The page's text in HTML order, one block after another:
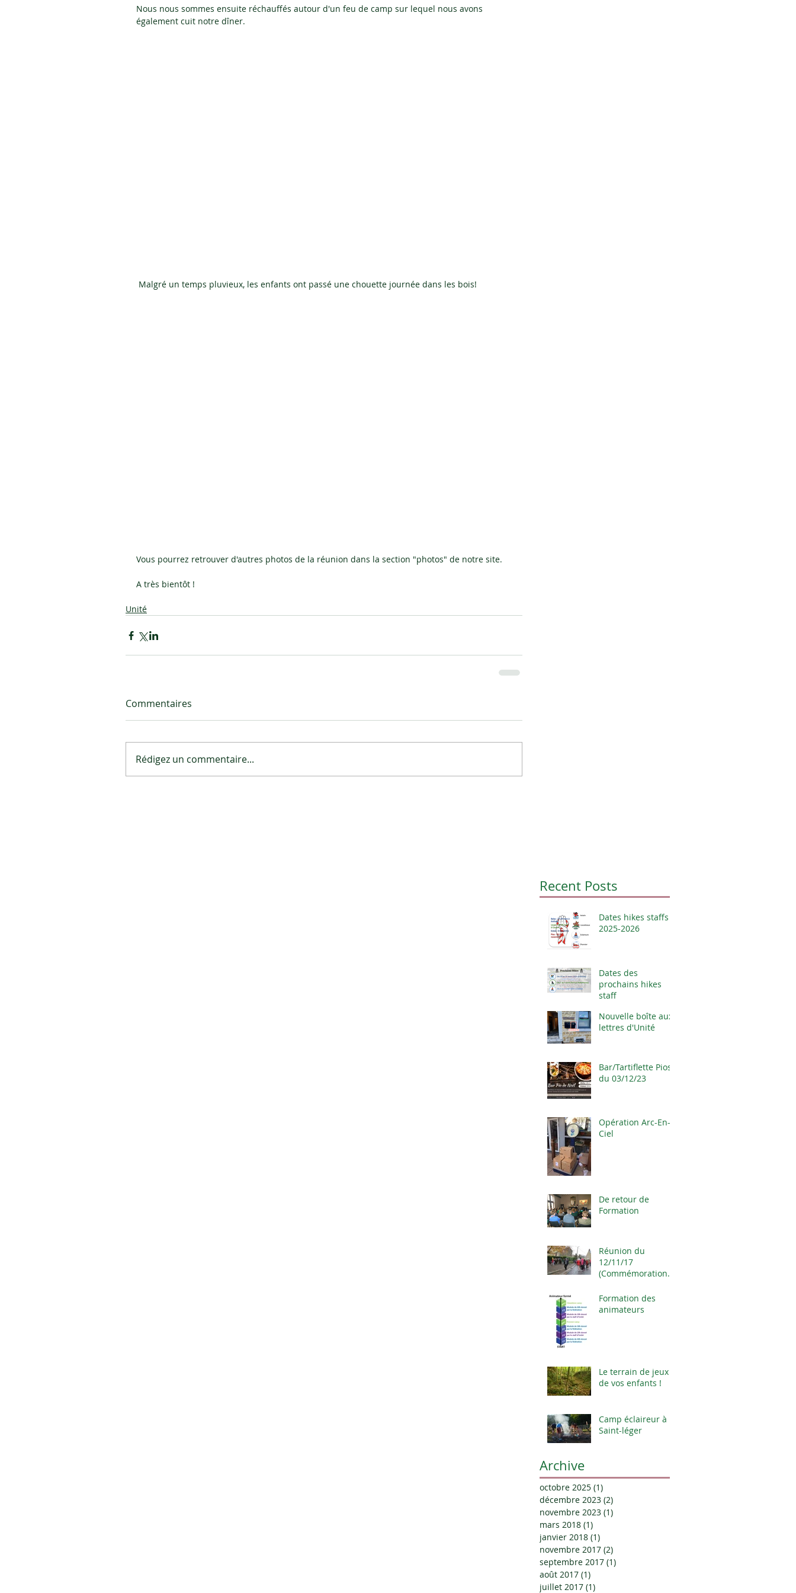
Nous nous sommes ensuite réchauffés autour d'un feu de camp sur lequel nous avons
également cuit notre dîner.
Malgré un temps pluvieux, les enfants ont passé une chouette journée dans les bois!
Vous pourrez retrouver d'autres photos de la réunion dans la section "photos" de notre site.
A très bientôt !
Unité
Commentaires
Rédigez un commentaire...
Recent Posts
Dates hikes staffs
2025-2026
Dates des
prochains hikes
staff
Nouvelle boîte aux
lettres d'Unité
Bar/Tartiflette Pios
du 03/12/23
Opération Arc-En-
Ciel
De retour de
Formation
Réunion du
12/11/17
(Commémoration
Formation des
animateurs
Le terrain de jeux
de vos enfants !
Camp éclaireur à
Saint-léger
Archive
octobre 2025 (1)
décembre 2023 (2)
novembre 2023 (1)
mars 2018 (1)
janvier 2018 (1)
novembre 2017 (2)
septembre 2017 (1)
août 2017 (1)
juillet 2017 (1)